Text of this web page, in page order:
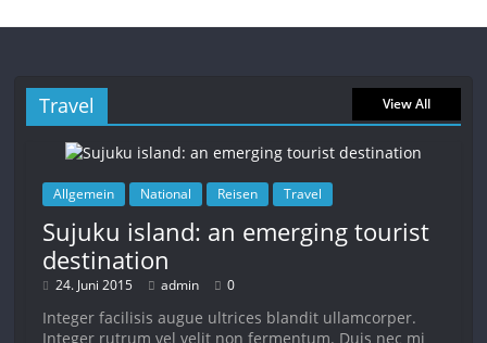
Travel View All
Allgemein National Reisen Travel
Sujuku island: an emerging tourist
destination
24. Juni 2015 admin 0
Integer facilisis augue ultrices blandit ullamcorper.
Integer rutrum vel velit non fermentum. Duis nec mi